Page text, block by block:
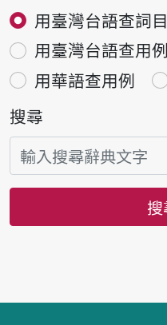
用臺灣台語查詞目
用臺灣台語查用例
用華語查用例
搜尋